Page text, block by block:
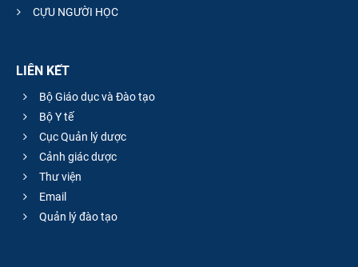
CỰU NGƯỜI HỌC
LIÊN KẾT
Bộ Giáo dục và Đào tạo
Bộ Y tế
Cục Quản lý dược
Cảnh giác dược
Thư viện
Email
Quản lý đào tạo